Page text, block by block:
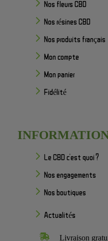
Nos fleurs CBD
Nos résines CBD
Nos produits français
Mon compte
Mon panier
Fidélité
Le CBD c'est quoi ?
Nos engagements
Nos boutiques
Actualités
Livraison